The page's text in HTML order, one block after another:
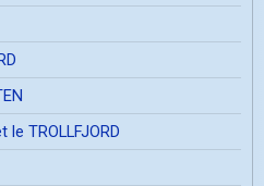
le TROLLFJORD